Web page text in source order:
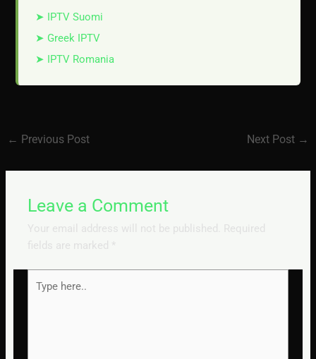
➤ IPTV Suomi
➤ Greek IPTV
➤ IPTV Romania
← Previous Post Next Post →
Leave a Comment
Your email address will not be published.
Required
fields are marked
*
here..